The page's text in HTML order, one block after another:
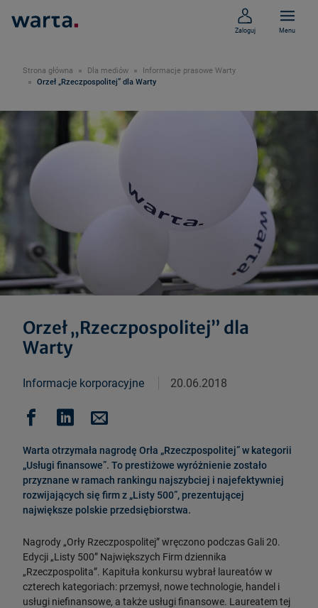
Zaloguj Menu
Strona główna Dla mediów
Informacje prasowe Warty
Orzeł „Rzeczpospolitej” dla Warty
Informacje korporacyjne 20.06.2018
Orzeł „Rzeczpospolitej” dla
Warty
Warta otrzymała nagrodę Orła „Rzeczpospolitej” w kategorii
„Usługi finansowe”. To prestiżowe wyróżnienie zostało
przyznane w ramach rankingu najszybciej i najefektywniej
rozwijających się firm z „Listy 500”, prezentującej
największe polskie przedsiębiorstwa.
Nagrody „Orły Rzeczpospolitej” wręczono podczas Gali 20.
Edycji „Listy 500” Największych Firm dziennika
„Rzeczpospolita”. Kapituła konkursu wybrał laureatów w
czterech kategoriach: przemysł, nowe technologie, handel i
usługi niefinansowe, a także usługi finansowe. Laureatem tej